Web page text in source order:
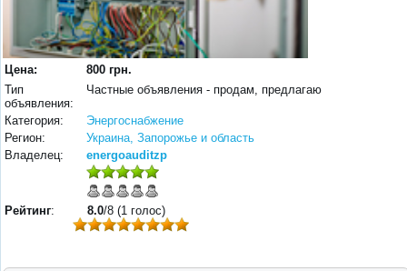
Цена:
800 грн.
Тип
объявления:
Частные объявления - продам, предлагаю
Категория:
Энергоснабжение
Регион:
Украина, Запорожье и область
Владелец:
energoauditzp
Рейтинг: 8.0/8 (1 голос)